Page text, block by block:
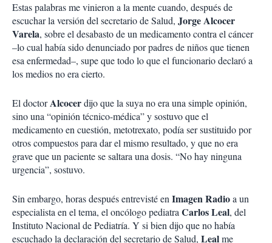
Estas palabras me vinieron a la mente cuando, después de
escuchar la versión del secretario de Salud, Jorge Alcocer
Varela, sobre el desabasto de un medicamento contra el cáncer
–lo cual había sido denunciado por padres de niños que tienen
esa enfermedad–, supe que todo lo que el funcionario declaró a
los medios no era cierto.
El doctorAlcocerdijo que la suya no era una simple opinión,
sino una “opinión técnico-médica” y sostuvo que el
medicamento en cuestión, metotrexato, podía ser sustituido por
otros compuestos para dar el mismo resultado, y que no era
grave que un paciente se saltara una dosis. “No hay ninguna
urgencia”, sostuvo.
Sin embargo, horas después entrevisté en Imagen Radioa un
especialista en el tema, el oncólogo pediatra Carlos Leal, del
Instituto Nacional de Pediatría. Y si bien dijo que no había
escuchado la declaración del secretario de Salud, Lealme